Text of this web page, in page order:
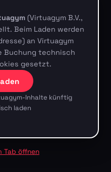
(Virtuagym B.V.,
Beim Laden werden
an Virtuagym
Buchung technisch
gesetzt.
Inhalte künftig
laden
Tab öffnen